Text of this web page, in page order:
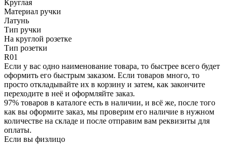
Круглая
Материал ручки
Латунь
Тип ручки
На круглой розетке
Тип розетки
R01
Если у вас одно наименование товара, то быстрее всего будет
оформить его быстрым заказом. Если товаров много, то
просто откладывайте их в корзину и затем, как закончите
переходите в неё и оформляйте заказ.
97% товаров в каталоге есть в наличии, и всё же, после того
как вы оформите заказ, мы проверим его наличие в нужном
количестве на складе и после отправим вам реквизиты для
оплаты.
Если вы физлицо